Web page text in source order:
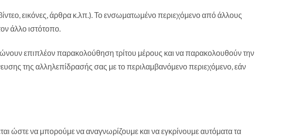
εικόνες, άρθρα κ.λπ.). Το ενσωματωμένο περιεχόμενο από άλλους
άλλο ιστότοπο.
επιπλέον παρακολούθηση τρίτου μέρους και να παρακολουθούν την
της αλληλεπίδρασής σας με το περιλαμβανόμενο περιεχόμενο, εάν
ώστε να μπορούμε να αναγνωρίζουμε και να εγκρίνουμε αυτόματα τα